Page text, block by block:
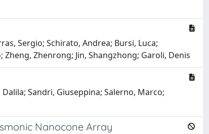
Sergio; Schirato, Andrea; Bursi, Luca;
Zhenrong; Jin, Shangzhong; Garoli, Denis
Sandri, Giuseppina; Salerno, Marco;
Nanocone Array